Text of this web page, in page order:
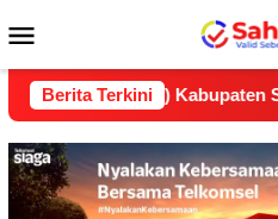
ke
Mobile
Berita Terkini
Kabupaten Solok